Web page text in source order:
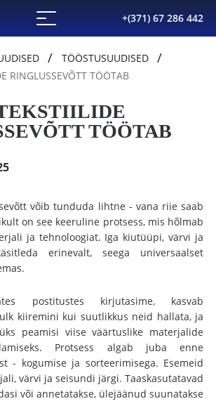
+(371) 67 286 442
TÖÖSTUSUUDISED
RINGLUSSEVÕTT TÖÖTAB
TÖÖTAB
võib tunduda lihtne - vana riie saab
on see keeruline protsess, mis hõlmab
ja tehnoloogiat. Iga kiutüüpi, värvi ja
erinevalt, seega universaalset
postitustes kirjutasime, kasvab
kiiremini kui suutlikkus neid hallata, ja
peamisi viise väärtuslike materjalide
Protsess algab juba enne
- kogumise ja sorteerimisega. Esemeid
värvi ja seisundi järgi. Taaskasutatavad
või annetatakse, ülejäänud suunatakse